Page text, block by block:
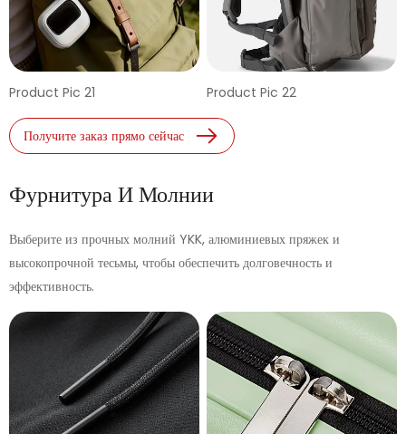
Product Pic 21 Product Pic 22
Получите заказ прямо сейчас
Фурнитура И Молнии
Выберите из прочных молний YKK, алюминиевых пряжек и
высокопрочной тесьмы, чтобы обеспечить долговечность и
эффективность.